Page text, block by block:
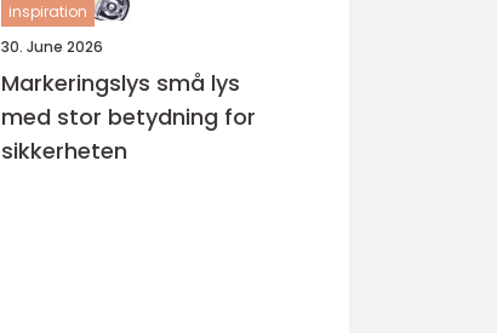
inspiration
30. June 2026
Markeringslys små lys
med stor betydning for
sikkerheten